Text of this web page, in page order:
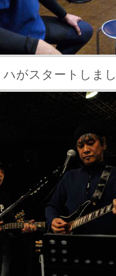
がスタートしま